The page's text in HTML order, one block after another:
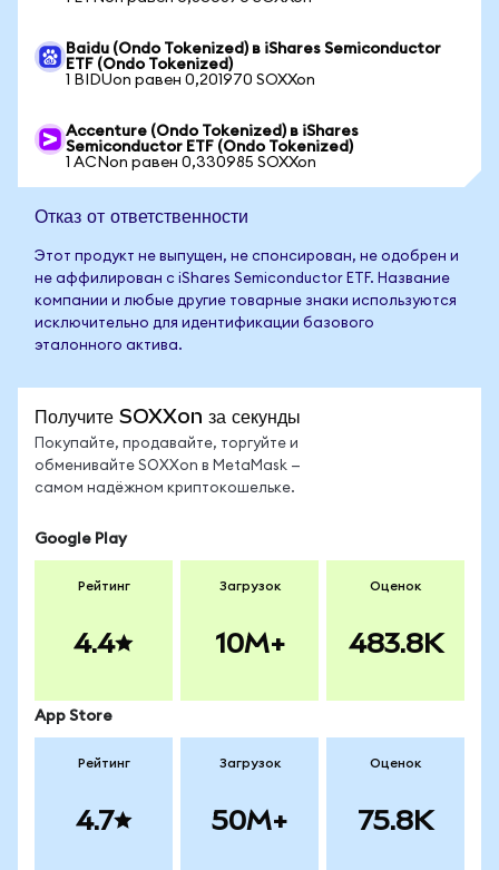
Baidu (Ondo Tokenized) в iShares Semiconductor
ETF (Ondo Tokenized)
1 BIDUon равен 0,201970 SOXXon
Accenture (Ondo Tokenized) в iShares
Semiconductor ETF (Ondo Tokenized)
1 ACNon равен 0,330985 SOXXon
Отказ от ответственности
Этот продукт не выпущен, не спонсирован, не одобрен и
не аффилирован с iShares Semiconductor ETF. Название
компании и любые другие товарные знаки используются
исключительно для идентификации базового
эталонного актива.
Получите SOXXon за секунды
Покупайте, продавайте, торгуйте и
обменивайте SOXXon в MetaMask —
самом надёжном криптокошельке.
Google Play
Рейтинг
4.4
Загрузок
10M+
Оценок
483.8K
App Store
Рейтинг
4.7
Загрузок
50M+
Оценок
75.8K